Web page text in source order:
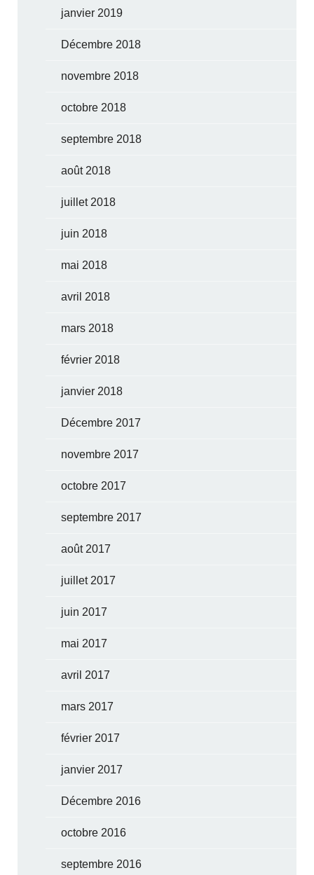
janvier 2019
Décembre 2018
novembre 2018
octobre 2018
septembre 2018
août 2018
juillet 2018
juin 2018
mai 2018
avril 2018
mars 2018
février 2018
janvier 2018
Décembre 2017
novembre 2017
octobre 2017
septembre 2017
août 2017
juillet 2017
juin 2017
mai 2017
avril 2017
mars 2017
février 2017
janvier 2017
Décembre 2016
octobre 2016
septembre 2016